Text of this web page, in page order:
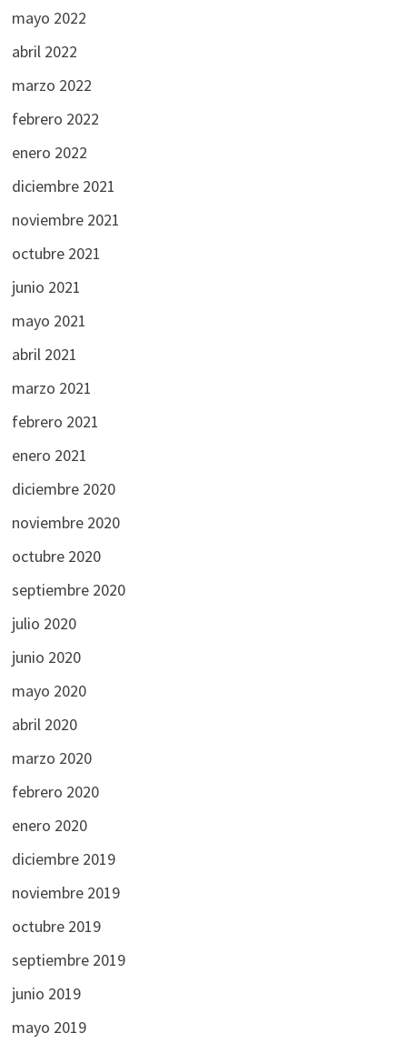
mayo 2022
abril 2022
marzo 2022
febrero 2022
enero 2022
diciembre 2021
noviembre 2021
octubre 2021
junio 2021
mayo 2021
abril 2021
marzo 2021
febrero 2021
enero 2021
diciembre 2020
noviembre 2020
octubre 2020
septiembre 2020
julio 2020
junio 2020
mayo 2020
abril 2020
marzo 2020
febrero 2020
enero 2020
diciembre 2019
noviembre 2019
octubre 2019
septiembre 2019
junio 2019
mayo 2019